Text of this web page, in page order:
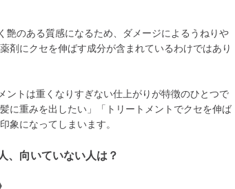
艶のある質感になるため、ダメージによるうねりや
剤にクセを伸ばす成分が含まれているわけではあり
ントは重くなりすぎない仕上がりが特徴のひとつで
に重みを出したい」「トリートメントでクセを伸ば
象になってしまいます。
、向いていない人は？